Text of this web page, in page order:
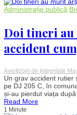
Administrație publică
Doi tineri
accident
Avertizorii de Integritate
Un grav accident
pe DJ 205 C, în
și-au pierdut viața
Read More
1 Minute